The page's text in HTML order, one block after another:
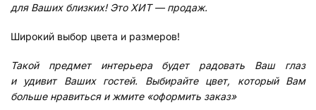
для Ваших близких! Это ХИТ — продаж.
Широкий выбор цвета и размеров!
Такой предмет интерьера будет радовать Ваш глаз
и удивит Ваших гостей. Выбирайте цвет, который Вам
больше нравиться и жмите «оформить заказ»